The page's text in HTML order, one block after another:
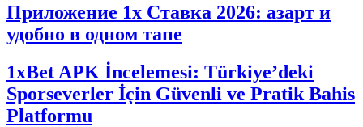
Приложение 1x Ставка 2026: азарт и
удобно в одном тапе
1xBet APK İncelemesi: Türkiye’deki
Sporseverler İçin Güvenli ve Pratik Bahis
Platformu